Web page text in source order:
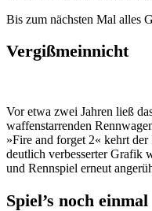
Bis zum nächsten Mal alles
Vergißmeinnicht
Vor etwa zwei Jahren ließ
waffenstarrenden
»Fire and forget 2« kehrt
deutlich verbesserter Grafik
und Rennspiel erneut
Spiel’s noch einmal